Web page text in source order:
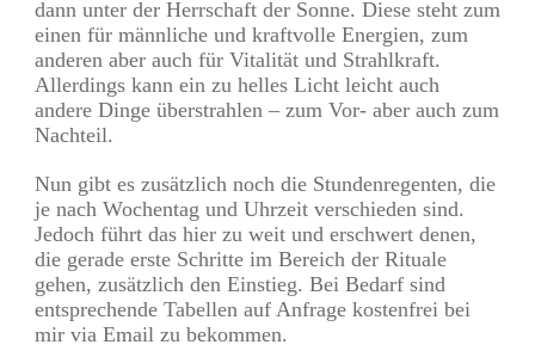
dann unter der Herrschaft der Sonne. Diese steht zum
einen für männliche und kraftvolle Energien, zum
anderen aber auch für Vitalität und Strahlkraft.
Allerdings kann ein zu helles Licht leicht auch
andere Dinge überstrahlen – zum Vor- aber auch zum
Nachteil.
Nun gibt es zusätzlich noch die Stundenregenten, die
je nach Wochentag und Uhrzeit verschieden sind.
Jedoch führt das hier zu weit und erschwert denen,
die gerade erste Schritte im Bereich der Rituale
gehen, zusätzlich den Einstieg. Bei Bedarf sind
entsprechende Tabellen auf Anfrage kostenfrei bei
mir via Email zu bekommen.